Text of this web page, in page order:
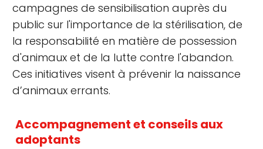
campagnes de sensibilisation auprès du
public sur l'importance de la stérilisation, de
la responsabilité en matière de possession
d'animaux et de la lutte contre l'abandon.
Ces initiatives visent à prévenir la naissance
d’animaux errants.
Accompagnement et conseils aux
adoptants